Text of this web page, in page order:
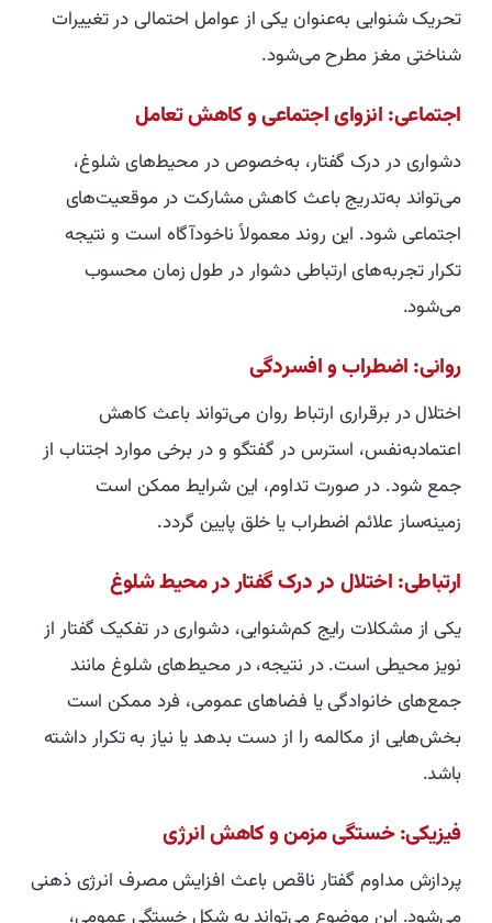
تحریک شنوایی به‌عنوان یکی از عوامل احتمالی در تغییرات
شناختی مغز مطرح می‌شود.
اجتماعی: انزوای اجتماعی و کاهش تعامل
دشواری در درک گفتار، به‌خصوص در محیط‌های شلوغ،
می‌تواند به‌تدریج باعث کاهش مشارکت در موقعیت‌های
اجتماعی شود. این روند معمولاً ناخودآگاه است و نتیجه
تکرار تجربه‌های ارتباطی دشوار در طول زمان محسوب
می‌شود.
روانی: اضطراب و افسردگی
اختلال در برقراری ارتباط روان می‌تواند باعث کاهش
اعتمادبه‌نفس، استرس در گفتگو و در برخی موارد اجتناب از
جمع شود. در صورت تداوم، این شرایط ممکن است
زمینه‌ساز علائم اضطراب یا خلق پایین گردد.
ارتباطی: اختلال در درک گفتار در محیط شلوغ
یکی از مشکلات رایج کم‌شنوایی، دشواری در تفکیک گفتار از
نویز محیطی است. در نتیجه، در محیط‌های شلوغ مانند
جمع‌های خانوادگی یا فضاهای عمومی، فرد ممکن است
بخش‌هایی از مکالمه را از دست بدهد یا نیاز به تکرار داشته
باشد.
فیزیکی: خستگی مزمن و کاهش انرژی
پردازش مداوم گفتار ناقص باعث افزایش مصرف انرژی ذهنی